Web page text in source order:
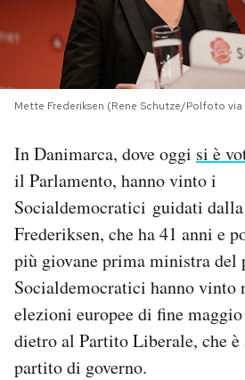
NEWSLETTER
I MIEI PREFERITI
CALENDARIO
AREA PERSONALE
Area Personale
Newsletter
Notifiche mobile
Regala il Post
Mette Frederiksen (Rene Schutze/Polfoto via
In Danimarca, dove oggi si è
il Parlamento, hanno vinto i
Socialdemocratici guidati
Frederiksen, che ha 41 anni e
più giovane prima ministra del
Socialdemocratici hanno vinto
elezioni europee di fine
dietro al Partito Liberale, che è
partito di governo.